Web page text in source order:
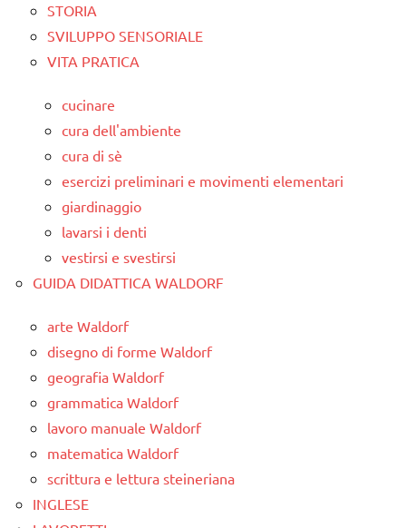
STORIA
SVILUPPO SENSORIALE
VITA PRATICA
cucinare
cura dell'ambiente
cura di sè
esercizi preliminari e movimenti elementari
giardinaggio
lavarsi i denti
vestirsi e svestirsi
GUIDA DIDATTICA WALDORF
arte Waldorf
disegno di forme Waldorf
geografia Waldorf
grammatica Waldorf
lavoro manuale Waldorf
matematica Waldorf
scrittura e lettura steineriana
INGLESE